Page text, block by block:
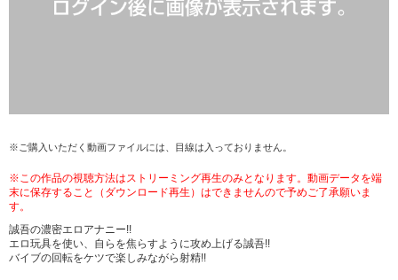
※ご購入いただく動画ファイルには、目線は入っておりません。
※この作品の視聴方法はストリーミング再生のみとなります。動画データを端
末に保存すること（ダウンロード再生）はできませんので予めご了承願いま
す。
誠吾の濃密エロアナニー!!
エロ玩具を使い、自らを焦らすように攻め上げる誠吾!!
バイブの回転をケツで楽しみながら射精!!